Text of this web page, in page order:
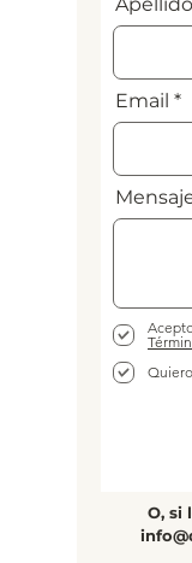
Email
O, si